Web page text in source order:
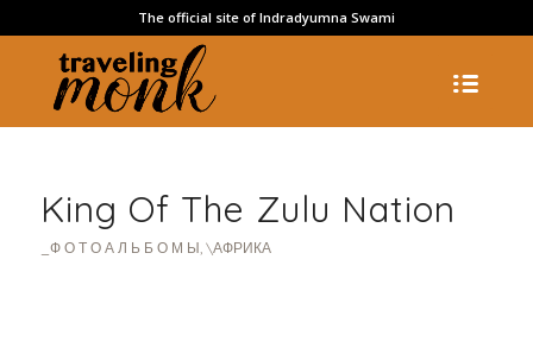
The official site of Indradyumna Swami
King Of The Zulu Nation
_Ф О Т О А Л Ь Б О М Ы, \АФРИКА